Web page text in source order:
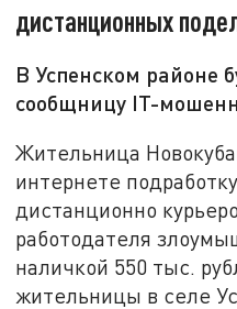
дистанционных
В Успенском районе
сообщницу IT-
Жительница
интернете
дистанционно
работодателя
наличкой 550 тыс.
жительницы в селе